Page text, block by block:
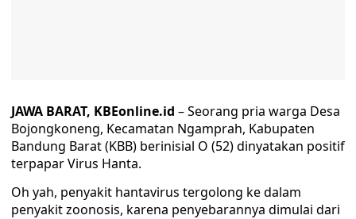
JAWA BARAT, KBEonline.id – Seorang pria warga Desa
Bojongkoneng, Kecamatan Ngamprah, Kabupaten
Bandung Barat (KBB) berinisial O (52) dinyatakan positif
terpapar Virus Hanta.
Oh yah, penyakit hantavirus tergolong ke dalam
penyakit zoonosis, karena penyebarannya dimulai dari